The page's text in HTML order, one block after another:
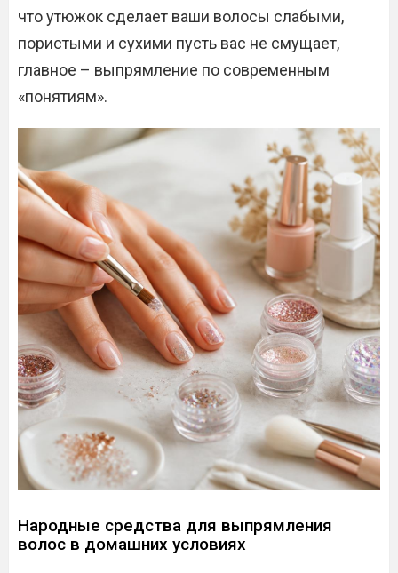
что утюжок сделает ваши волосы слабыми,
пористыми и сухими пусть вас не смущает,
главное – выпрямление по современным
«понятиям».
Народные средства для выпрямления
волос в домашних условиях